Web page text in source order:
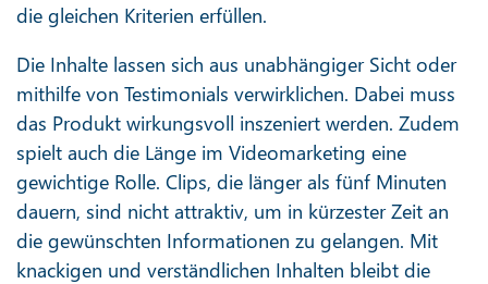
die gleichen Kriterien erfüllen.
Die Inhalte lassen sich aus unabhängiger Sicht oder
mithilfe von Testimonials verwirklichen. Dabei muss
das Produkt wirkungsvoll inszeniert werden. Zudem
spielt auch die Länge im Videomarketing eine
gewichtige Rolle. Clips, die länger als fünf Minuten
dauern, sind nicht attraktiv, um in kürzester Zeit an
die gewünschten Informationen zu gelangen. Mit
knackigen und verständlichen Inhalten bleibt die